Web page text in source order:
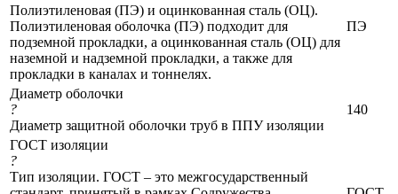
Полиэтиленовая (ПЭ) и оцинкованная сталь (ОЦ).
Полиэтиленовая оболочка (ПЭ) подходит для
подземной прокладки, а оцинкованная сталь (ОЦ) для
наземной и надземной прокладки, а также для
прокладки в каналах и тоннелях.
ПЭ
Диаметр оболочки
?
Диаметр защитной оболочки труб в ППУ изоляции
140
ГОСТ изоляции
?
Тип изоляции. ГОСТ – это межгосударственный